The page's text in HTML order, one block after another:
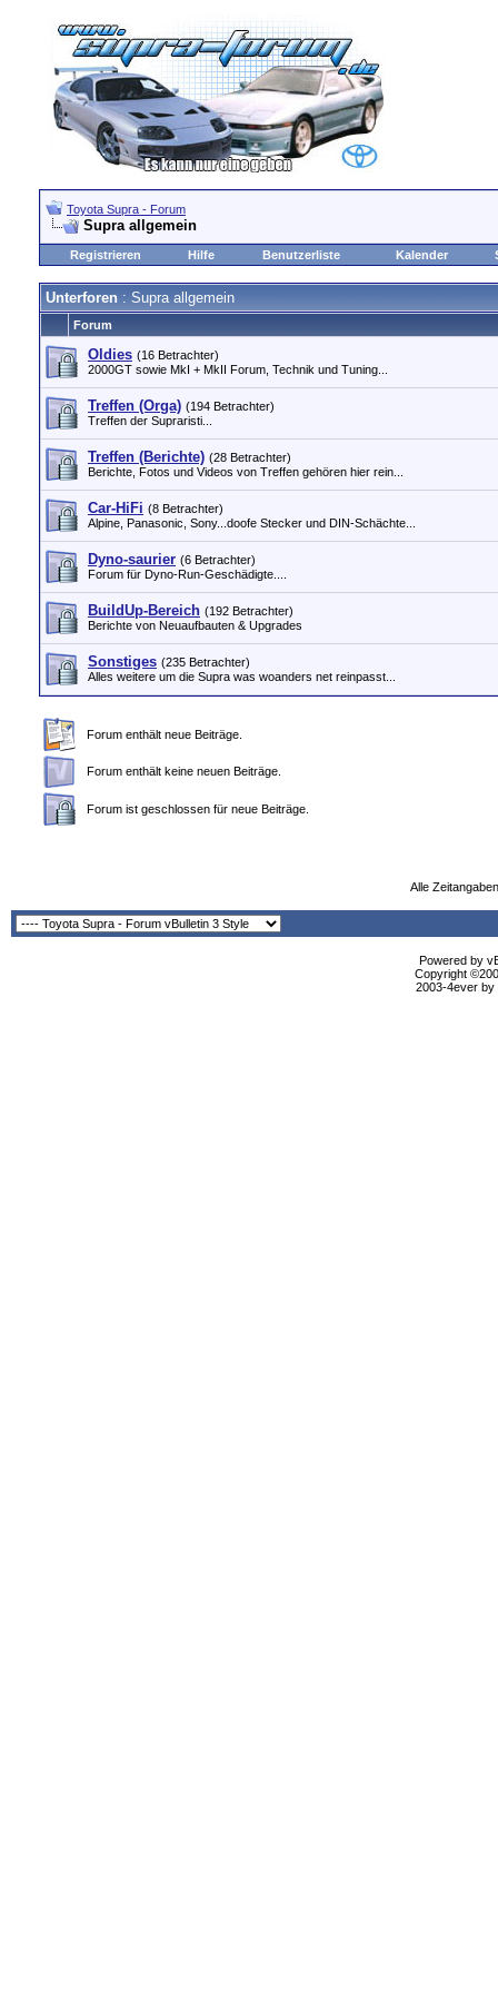
Toyota Supra - Forum
Supra allgemein
Registrieren Hilfe Benutzerliste Kalender
Unterforen : Supra allgemein
Forum
Oldies (16 Betrachter)
2000GT sowie MkI + MkII Forum, Technik und Tuning...
Treffen (Orga) (194 Betrachter)
Treffen der Supraristi...
Treffen (Berichte) (28 Betrachter)
Berichte, Fotos und Videos von Treffen gehören hier rein...
Car-HiFi (8 Betrachter)
Alpine, Panasonic, Sony...doofe Stecker und DIN-Schächte...
Dyno-saurier (6 Betrachter)
Forum für Dyno-Run-Geschädigte....
BuildUp-Bereich (192 Betrachter)
Berichte von Neuaufbauten & Upgrades
Sonstiges (235 Betrachter)
Alles weitere um die Supra was woanders net reinpasst...
Forum enthält neue Beiträge.
Forum enthält keine neuen Beiträge.
Forum ist geschlossen für neue Beiträge.
Alle
Powered by
Copyright
2003-4ever by